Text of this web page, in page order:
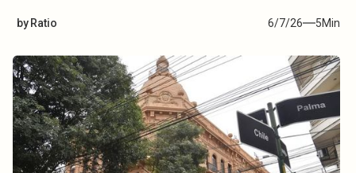
by Ratio 6/7/26 5Min